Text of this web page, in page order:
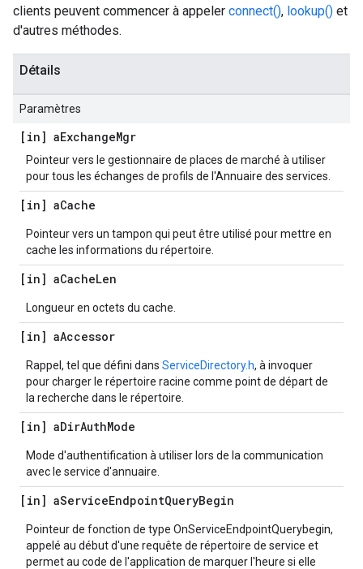
clients peuvent commencer à appeler connect(), lookup() et
d'autres méthodes.
Détails
Paramètres
[in] aExchangeMgr
Pointeur vers le gestionnaire de places de marché à utiliser
pour tous les échanges de profils de l'Annuaire des services.
[in] aCache
Pointeur vers un tampon qui peut être utilisé pour mettre en
cache les informations du répertoire.
[in] aCacheLen
Longueur en octets du cache.
[in] aAccessor
Rappel, tel que défini dans ServiceDirectory.h, à invoquer
pour charger le répertoire racine comme point de départ de
la recherche dans le répertoire.
[in] aDirAuthMode
Mode d'authentification à utiliser lors de la communication
avec le service d'annuaire.
[in] aServiceEndpointQueryBegin
Pointeur de fonction de type OnServiceEndpointQuerybegin,
appelé au début d'une requête de répertoire de service et
permet au code de l'application de marquer l'heure si elle